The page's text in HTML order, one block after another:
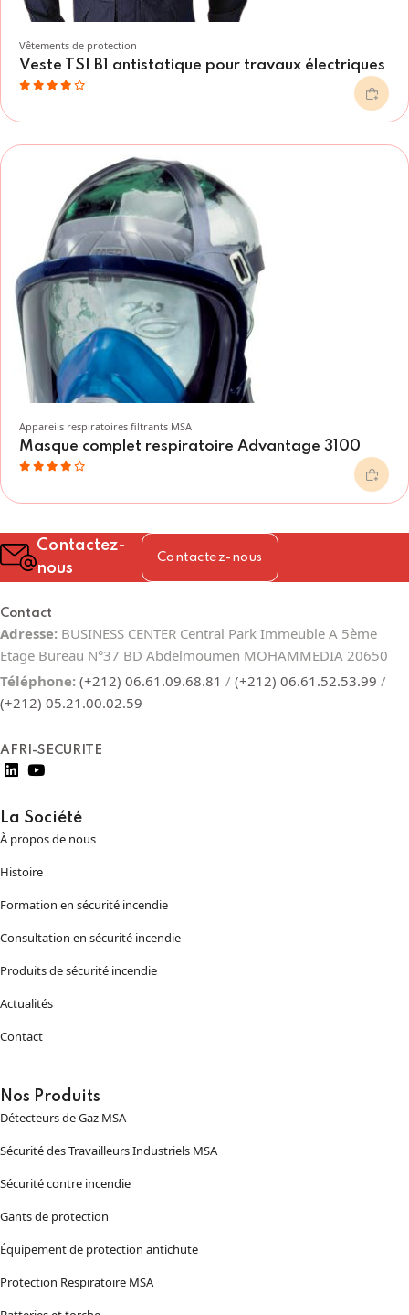
Vêtements de protection
Veste TSI B1 antistatique pour travaux électriques
Appareils respiratoires filtrants MSA
Masque complet respiratoire Advantage 3100
Contactez-
nous
Contactez-nous
Contact
Adresse: BUSINESS CENTER Central Park Immeuble A 5ème
Etage Bureau N°37 BD Abdelmoumen MOHAMMEDIA 20650
Téléphone: (+212) 06.61.09.68.81 / (+212) 06.61.52.53.99 /
(+212) 05.21.00.02.59
AFRI-SECURITE
La Société
À propos de nous
Histoire
Formation en sécurité incendie
Consultation en sécurité incendie
Produits de sécurité incendie
Actualités
Contact
Nos Produits
Détecteurs de Gaz MSA
Sécurité des Travailleurs Industriels MSA
Sécurité contre incendie
Gants de protection
Équipement de protection antichute
Protection Respiratoire MSA